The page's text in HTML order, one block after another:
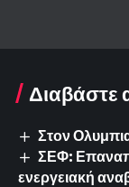
Διαβάστε
Στον
ΣΕΦ:
ενεργειακή